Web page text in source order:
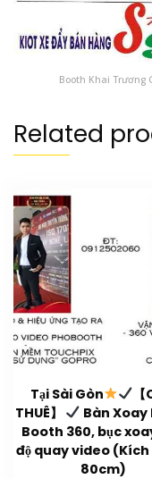
Booth Khai Trương
Related
Tại Sài Gòn
THUÊ】
Bàn Xoay
Booth 360, bục
độ quay video
80cm)